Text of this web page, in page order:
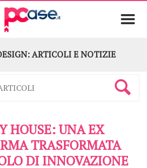
ARTICOLI E NOTIZIE
HOUSE: UNA EX
TRASFORMATA
DI INNOVAZIONE